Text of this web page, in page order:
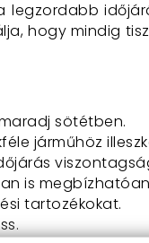
hogy mindig
sötétben.
járműhöz
is
tartozékokat.